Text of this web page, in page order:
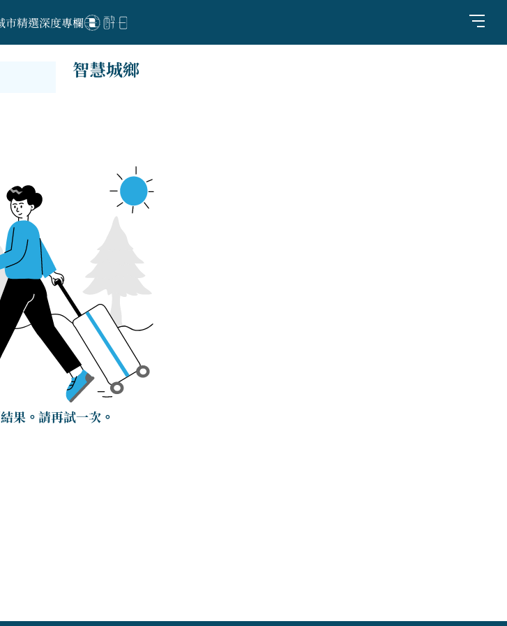
市精選深度專欄
智慧城鄉
果。請再試一次。